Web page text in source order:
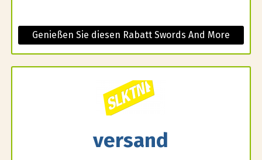
Genießen Sie diesen Rabatt Swords And More
versand